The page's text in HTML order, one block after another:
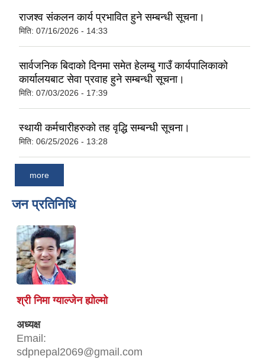
राजश्व संकलन कार्य प्रभावित हुने सम्बन्धी सूचना।
मिति: 07/16/2026 - 14:33
सार्वजनिक बिदाको दिनमा समेत हेलम्बु गाउँ कार्यपालिकाको
कार्यालयबाट सेवा प्रवाह हुने सम्बन्धी सूचना।
मिति: 07/03/2026 - 17:39
स्थायी कर्मचारीहरुको तह वृद्धि सम्बन्धी सूचना।
मिति: 06/25/2026 - 13:28
more
जन प्रतिनिधि
श्री निमा ग्याल्जेन ह्योल्मो
अध्यक्ष
Email:
sdpnepal2069@gmail.com